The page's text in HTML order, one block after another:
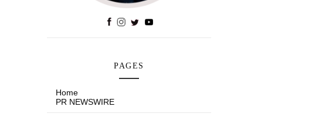
PAGES
Home
PR NEWSWIRE